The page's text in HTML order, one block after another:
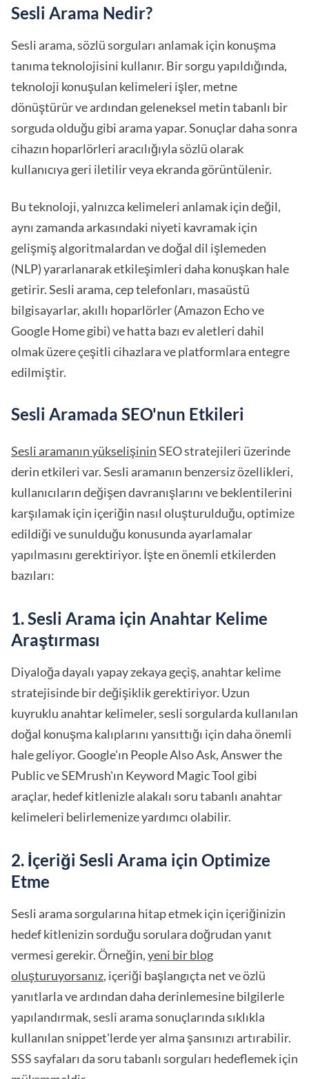
Sesli Arama Nedir?
Sesli arama, sözlü sorguları anlamak için konuşma
tanıma teknolojisini kullanır. Bir sorgu yapıldığında,
teknoloji konuşulan kelimeleri işler, metne
dönüştürür ve ardından geleneksel metin tabanlı bir
sorguda olduğu gibi arama yapar. Sonuçlar daha sonra
cihazın hoparlörleri aracılığıyla sözlü olarak
kullanıcıya geri iletilir veya ekranda görüntülenir.
Bu teknoloji, yalnızca kelimeleri anlamak için değil,
aynı zamanda arkasındaki niyeti kavramak için
gelişmiş algoritmalardan ve doğal dil işlemeden
(NLP) yararlanarak etkileşimleri daha konuşkan hale
getirir. Sesli arama, cep telefonları, masaüstü
bilgisayarlar, akıllı hoparlörler (Amazon Echo ve
Google Home gibi) ve hatta bazı ev aletleri dahil
olmak üzere çeşitli cihazlara ve platformlara entegre
edilmiştir.
Sesli Aramada SEO'nun Etkileri
Sesli aramanın yükselişininSEO stratejileri üzerinde
derin etkileri var. Sesli aramanın benzersiz özellikleri,
kullanıcıların değişen davranışlarını ve beklentilerini
karşılamak için içeriğin nasıl oluşturulduğu, optimize
edildiği ve sunulduğu konusunda ayarlamalar
yapılmasını gerektiriyor. İşte en önemli etkilerden
bazıları:
1. Sesli Arama için Anahtar Kelime
Araştırması
Diyaloğa dayalı yapay zekaya geçiş, anahtar kelime
stratejisinde bir değişiklik gerektiriyor. Uzun
kuyruklu anahtar kelimeler, sesli sorgularda kullanılan
doğal konuşma kalıplarını yansıttığı için daha önemli
hale geliyor. Google'ın People Also Ask, Answer the
Public ve SEMrush'ın Keyword Magic Tool gibi
araçlar, hedef kitlenizle alakalı soru tabanlı anahtar
kelimeleri belirlemenize yardımcı olabilir.
2. İçeriği Sesli Arama için Optimize
Etme
Sesli arama sorgularına hitap etmek için içeriğinizin
hedef kitlenizin sorduğu sorulara doğrudan yanıt
vermesi gerekir. Örneğin,yeni bir blog
oluşturuyorsanız, içeriği başlangıçta net ve özlü
yanıtlarla ve ardından daha derinlemesine bilgilerle
yapılandırmak, sesli arama sonuçlarında sıklıkla
kullanılan snippet'lerde yer alma şansınızı artırabilir.
SSS sayfaları da soru tabanlı sorguları hedeflemek için